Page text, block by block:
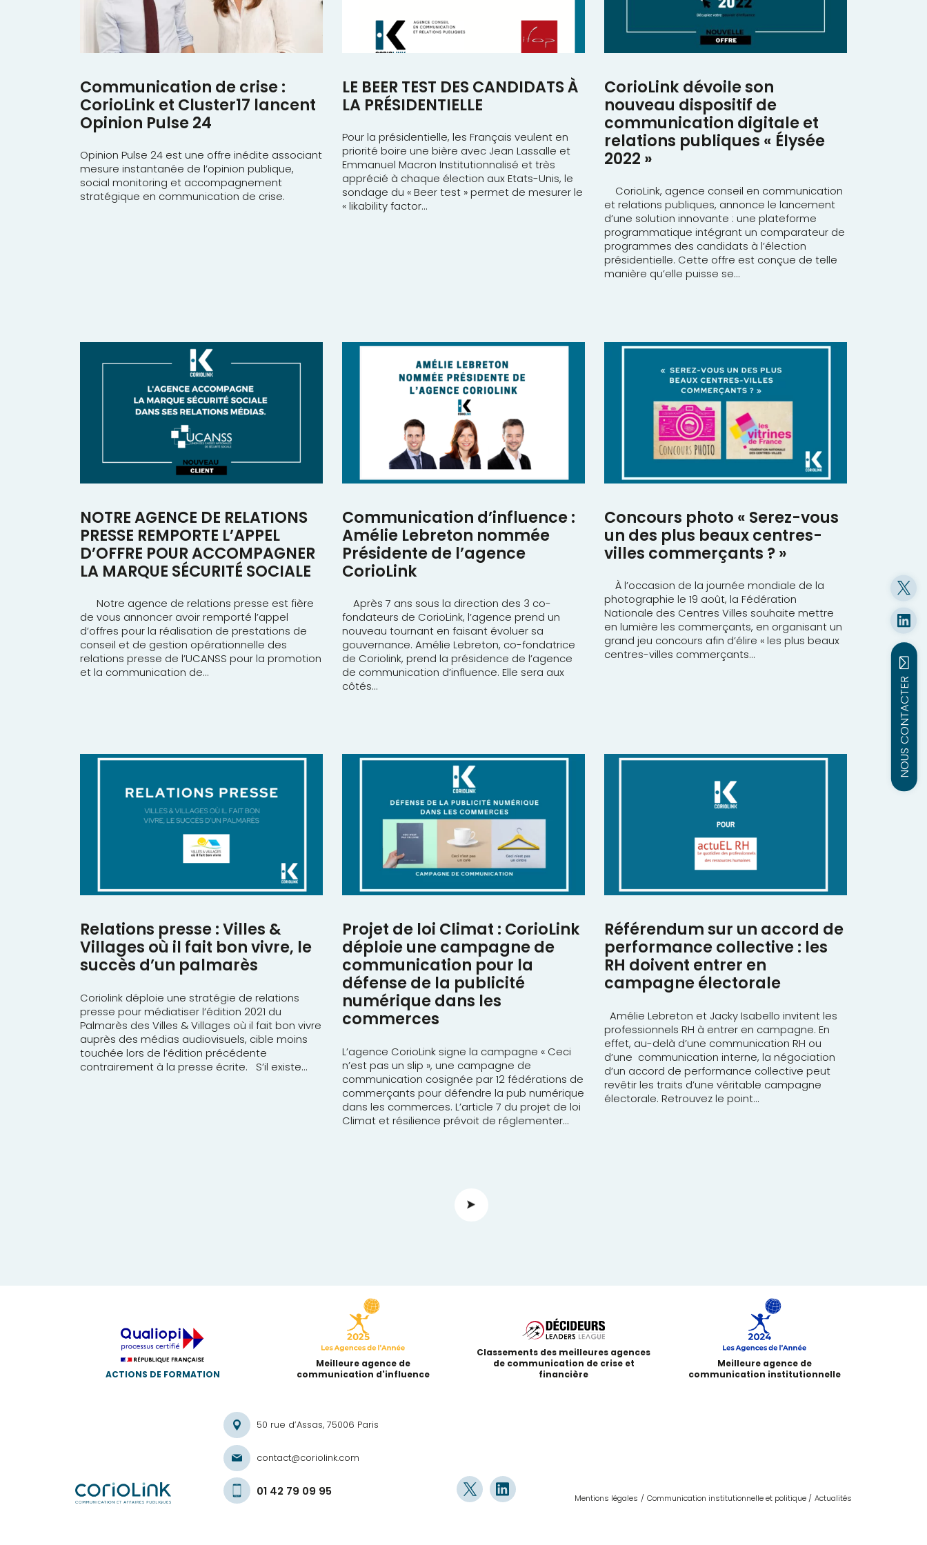
NOUS CONTACTER
Communication de crise :
CorioLink et Cluster17 lancent
Opinion Pulse 24
Opinion Pulse 24 est une offre inédite associant
mesure instantanée de l’opinion publique,
social monitoring et accompagnement
stratégique en communication de crise.
LE BEER TEST DES CANDIDATS À
LA PRÉSIDENTIELLE
Pour la présidentielle, les Français veulent en
priorité boire une bière avec Jean Lassalle et
Emmanuel Macron Institutionnalisé et très
apprécié à chaque élection aux Etats-Unis, le
sondage du « Beer test » permet de mesurer le
« likability factor...
CorioLink dévoile son
nouveau dispositif de
communication digitale et
relations publiques « Élysée
2022 »
CorioLink, agence conseil en communication
et relations publiques, annonce le lancement
d’une solution innovante : une plateforme
programmatique intégrant un comparateur de
programmes des candidats à l’élection
présidentielle. Cette offre est conçue de telle
manière qu’elle puisse se...
NOTRE AGENCE DE RELATIONS
PRESSE REMPORTE L’APPEL
D’OFFRE POUR ACCOMPAGNER
LA MARQUE SÉCURITÉ SOCIALE
Notre agence de relations presse est fière
de vous annoncer avoir remporté l’appel
d’offres pour la réalisation de prestations de
conseil et de gestion opérationnelle des
relations presse de l’UCANSS pour la promotion
et la communication de...
Communication d’influence :
Amélie Lebreton nommée
Présidente de l’agence
CorioLink
Après 7 ans sous la direction des 3 co-
fondateurs de CorioLink, l’agence prend un
nouveau tournant en faisant évoluer sa
gouvernance. Amélie Lebreton, co-fondatrice
de Coriolink, prend la présidence de l’agence
de communication d’influence. Elle sera aux
côtés...
Concours photo « Serez-vous
un des plus beaux centres-
villes commerçants ? »
À l’occasion de la journée mondiale de la
photographie le 19 août, la Fédération
Nationale des Centres Villes souhaite mettre
en lumière les commerçants, en organisant un
grand jeu concours afin d’élire « les plus beaux
centres-villes commerçants...
Relations presse : Villes &
Villages où il fait bon vivre, le
succès d’un palmarès
Coriolink déploie une stratégie de relations
presse pour médiatiser l’édition 2021 du
Palmarès des Villes & Villages où il fait bon vivre
auprès des médias audiovisuels, cible moins
touchée lors de l’édition précédente
contrairement à la presse écrite. S’il existe...
Projet de loi Climat : CorioLink
déploie une campagne de
communication pour la
défense de la publicité
numérique dans les
commerces
L’agence CorioLink signe la campagne « Ceci
n’est pas un slip », une campagne de
communication cosignée par 12 fédérations de
commerçants pour défendre la pub numérique
dans les commerces. L’article 7 du projet de loi
Climat et résilience prévoit de réglementer...
Référendum sur un accord de
performance collective : les
RH doivent entrer en
campagne électorale
Amélie Lebreton et Jacky Isabello invitent les
professionnels RH à entrer en campagne. En
effet, au-delà d’une communication RH ou
d’une communication interne, la négociation
d’un accord de performance collective peut
revêtir les traits d’une véritable campagne
électorale. Retrouvez le point...
ACTIONS DE FORMATION
Meilleure agence de
communication d'influence
Classements des meilleures agences
de communication de crise et
financière
Meilleure agence de
communication institutionnelle
50 rue d’Assas, 75006 Paris
contact@coriolink.com
01 42 79 09 95 Mentions légales Communication institutionnelle et politique Actualités